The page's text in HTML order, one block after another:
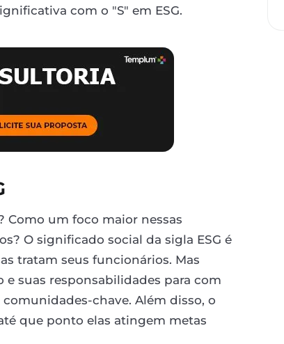
com o "S" em ESG.
Como um foco maior nessas
O significado social da sigla ESG é
tratam seus funcionários. Mas
suas responsabilidades para com
chave. Além disso, o
que ponto elas atingem metas